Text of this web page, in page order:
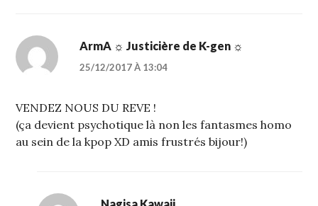
ArmA ☼ Justicière de K-gen ☼
25/12/2017 À 13:04
VENDEZ NOUS DU REVE !
(ça devient psychotique là non les fantasmes homo
au sein de la kpop XD amis frustrés bijour!)